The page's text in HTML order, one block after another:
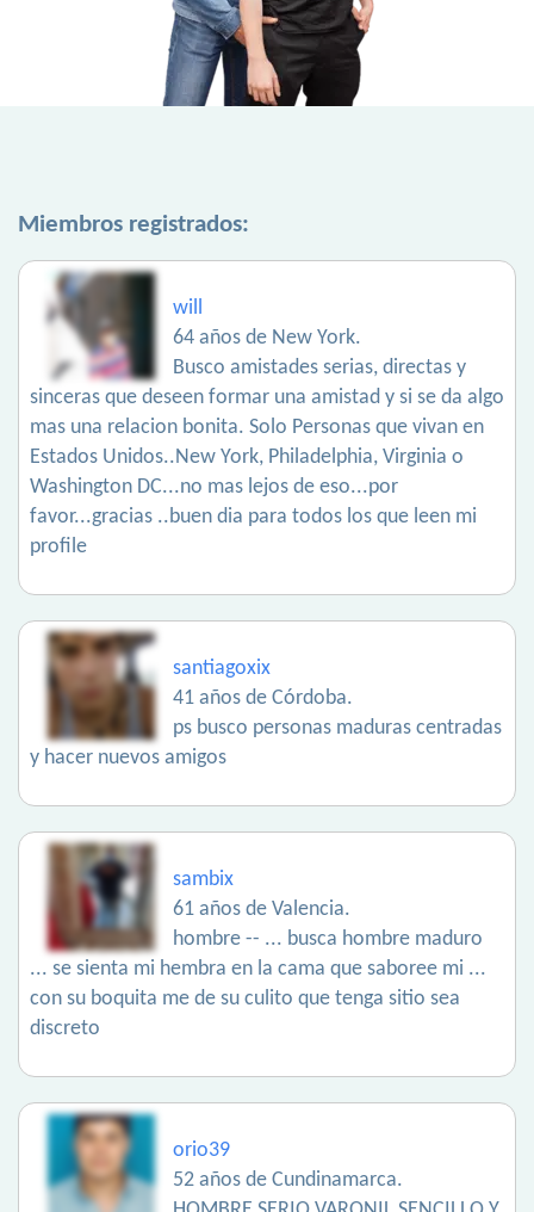
Miembros registrados:
will
64 años de New York.
Busco amistades serias, directas y
sinceras que deseen formar una amistad y si se da algo
mas una relacion bonita. Solo Personas que vivan en
Estados Unidos..New York, Philadelphia, Virginia o
Washington DC...no mas lejos de eso...por
favor...gracias ..buen dia para todos los que leen mi
profile
santiagoxix
41 años de Córdoba.
ps busco personas maduras centradas
y hacer nuevos amigos
sambix
61 años de Valencia.
hombre -- ... busca hombre maduro
... se sienta mi hembra en la cama que saboree mi ...
con su boquita me de su culito que tenga sitio sea
discreto
orio39
52 años de Cundinamarca.